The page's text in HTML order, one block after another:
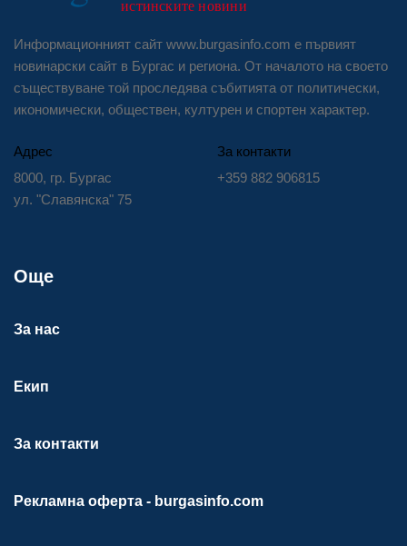
Информационният сайт www.burgasinfo.com е първият
новинарски сайт в Бургас и региона. От началото на своето
съществуване той проследява събитията от политически,
икономически, обществен, културен и спортен характер.
Адрес
8000, гр. Бургас
ул. "Славянска" 75
За контакти
+359 882 906815
Още
За нас
Екип
За контакти
Рекламна оферта - burgasinfo.com